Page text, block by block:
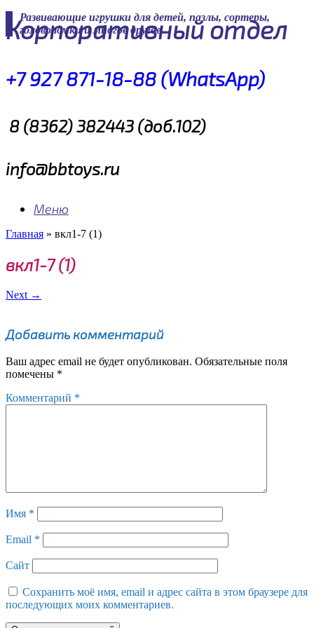
Skip
to
content
Развивающие игрушки для детей, пазлы, сортеры,
головоломки и многое другое
Корпоративный отдел
+7 927 871-18-88 (WhatsApp)
8 (8362) 382443 (доб.102)
info@bbtoys.ru
Меню
Главная » вкл1-7 (1)
вкл1-7 (1)
Next →
Добавить комментарий
Ваш адрес email не будет опубликован. Обязательные поля
помечены *
Комментарий *
Имя *
Email *
Сайт
Сохранить моё имя, email и адрес сайта в этом браузере для
последующих моих комментариев.